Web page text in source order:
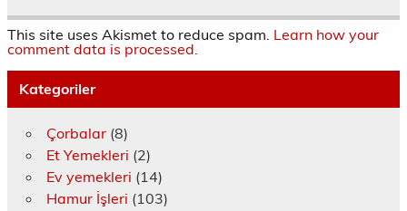
This site uses Akismet to reduce spam. Learn how your
comment data is processed.
Kategoriler
Çorbalar(8)
Et Yemekleri (2)
Ev yemekleri (14)
Hamur İşleri (103)